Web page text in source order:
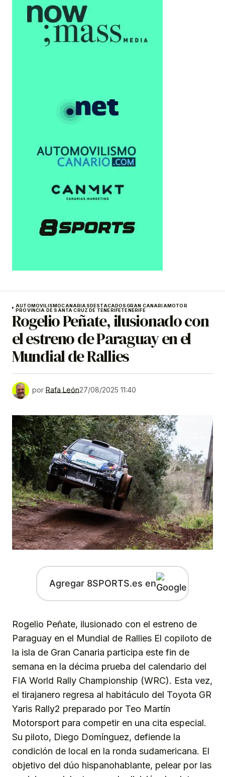
AUTOMOVILISMOCANARIASDESTACADOSGRAN CANARIAMOTOR
PROVINCIA DE SANTA CRUZ DE TENERIFETENERIFE
Rogelio Peñate, ilusionado con
el estreno de Paraguay en el
Mundial de Rallies
por Rafa León27/08/2025 11:40
Agregar 8SPORTS.es en
Rogelio Peñate, ilusionado con el estreno de
Paraguay en el Mundial de Rallies El copiloto de
la isla de Gran Canaria participa este fin de
semana en la décima prueba del calendario del
FIA World Rally Championship (WRC). Esta vez,
el tirajanero regresa al habitáculo del Toyota GR
Yaris Rally2 preparado por Teo Martín
Motorsport para competir en una cita especial.
Su piloto, Diego Domínguez, defiende la
condición de local en la ronda sudamericana. El
objetivo del dúo hispanohablante, pelear por las